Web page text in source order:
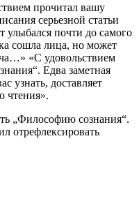
прочитал вашу
серьезной статьи
улыбался почти до самого
сошла лица, но может
«С удовольствием
Едва заметная
узнать, доставляет
чтения».
„Философию сознания“.
отрефлексировать